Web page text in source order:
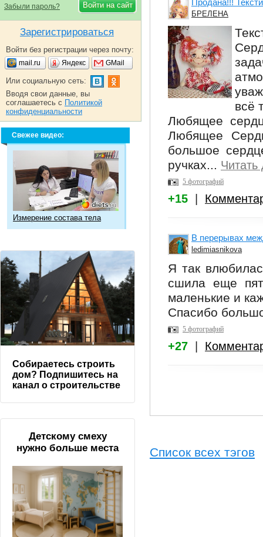
Продана!!!
БРЕЛЕНА
всё
Любящее
Любящее
большое
ручках... Читать
5 фотографий
+15
В перерывах
ledimiasnikova
Я так
сшила еще
маленькие и
Спасибо
5 фотографий
+27
Список всех тэгов
Забыли пароль?
Зарегистрироваться
Войти без регистрации через почту:
mail.ru Яндекс GMail
Или социальную сеть:
Вводя свои данные, вы
соглашаетесь с Политикой
конфиденциальности
Свежее видео:
Измерение состава тела
Собираетесь строить
дом? Подпишитесь на
канал о строительстве
Детскому смеху
нужно больше места